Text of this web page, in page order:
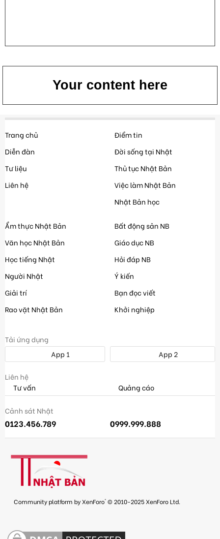
Your content here
Trang chủ
Diễn đàn
Tư liệu
Liên hệ
Điểm tin
Đời sống tại Nhật
Thủ tục Nhật Bản
Việc làm Nhật Bản
Nhật Bản học
Ẩm thực Nhật Bản
Văn học Nhật Bản
Học tiếng Nhật
Người Nhật
Giải trí
Rao vặt Nhật Bản
Bất động sản NB
Giáo dục NB
Hỏi đáp NB
Ý kiến
Bạn đọc viết
Khởi nghiệp
Tải ứng dụng
App 1
App 2
Liên hệ
Tư vấn
Quảng cáo
Cảnh sát Nhật
0123.456.789 0999.999.888
Community platform by XenForo® © 2010-2025 XenForo Ltd.